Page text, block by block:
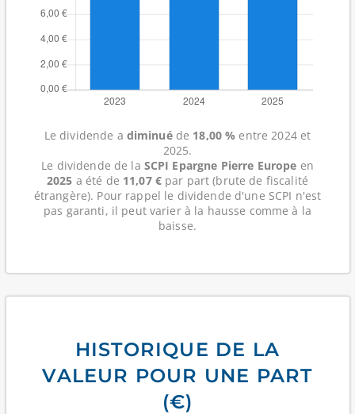
Le dividende a diminuéde 18,00 % entre 2024 et
2025.
Le dividende de la SCPI Epargne Pierre Europe en
2025 a été de 11,07 €par part (brute de fiscalité
étrangère). Pour rappel le dividende d'une SCPI n'est
pas garanti, il peut varier à la hausse comme à la
baisse.
HISTORIQUE DE LA
VALEUR POUR UNE PART
(€)